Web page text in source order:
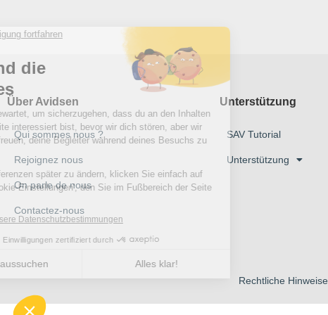
Über Avidsen
Qui sommes nous ?
Rejoignez nous
On parle de nous
Contactez-nous
Unterstützung
SAV Tutorial
Unterstützung
Rechtliche Hinweise